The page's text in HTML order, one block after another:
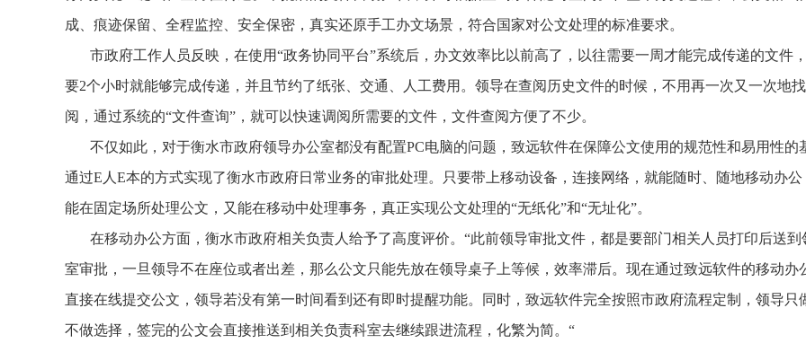
成、痕迹保留、全程监控、安全保密，真实还原手工办文场景，符合国家对公文处理的标准要求。
市政府工作人员反映，在使用“政务协同平台”系统后，办文效率比以前高了，以往需要一周才能完成传递的文件
要2个小时就能够完成传递，并且节约了纸张、交通、人工费用。领导在查阅历史文件的时候，不用再一次又一次地
阅，通过系统的“文件查询”，就可以快速调阅所需要的文件，文件查阅方便了不少。
不仅如此，对于衡水市政府领导办公室都没有配置PC电脑的问题，致远软件在保障公文使用的规范性和易用性的
通过E人E本的方式实现了衡水市政府日常业务的审批处理。只要带上移动设备，连接网络，就能随时、随地移动办
能在固定场所处理公文，又能在移动中处理事务，真正实现公文处理的“无纸化”和“无址化”。
在移动办公方面，衡水市政府相关负责人给予了高度评价。“此前领导审批文件，都是要部门相关人员打印后送到
室审批，一旦领导不在座位或者出差，那么公文只能先放在领导桌子上等候，效率滞后。现在通过致远软件的移动办
直接在线提交公文，领导若没有第一时间看到还有即时提醒功能。同时，致远软件完全按照市政府流程定制，领导只
不做选择，签完的公文会直接推送到相关负责科室去继续跟进流程，化繁为简。“